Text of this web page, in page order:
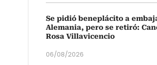
Se pidió beneplácito a
Alemania, pero se retiró:
Rosa Villavicencio
06/08/2026